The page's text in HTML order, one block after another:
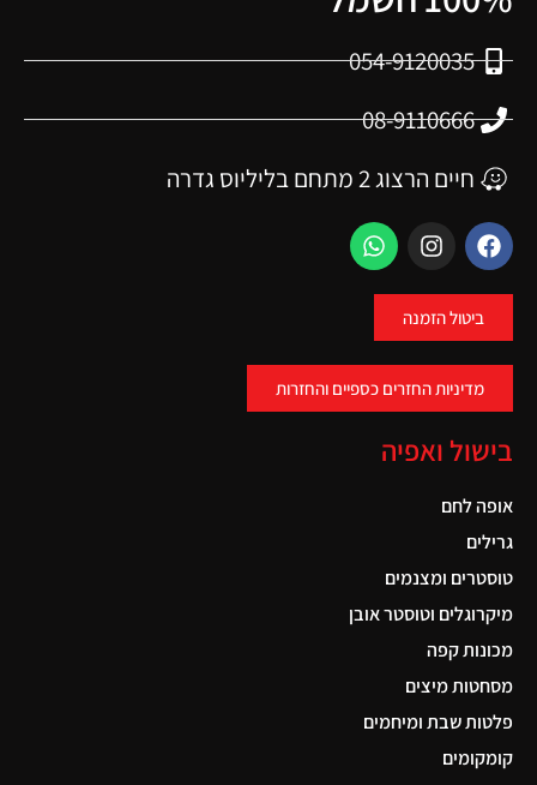
054-9120035
08-9110666
חיים הרצוג 2 מתחם בליליוס גדרה
ביטול הזמנה
מדיניות החזרים כספיים והחזרות
בישול ואפיה
אופה לחם
גרילים
טוסטרים ומצנמים
מיקרוגלים וטוסטר אובן
מכונות קפה
מסחטות מיצים
פלטות שבת ומיחמים
קומקומים